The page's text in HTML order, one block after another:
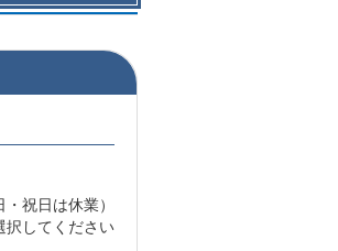
祝日は休業）
択してください